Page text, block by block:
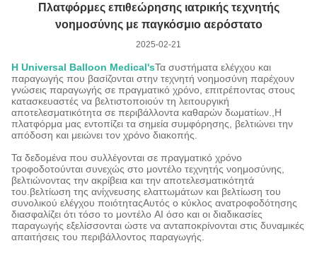
Πλατφόρμες επιθεώρησης ιατρικής τεχνητής
νοημοσύνης με παγκόσμιο αερόστατο
2025-02-21
Η Universal Balloon Medical'sΤα συστήματα ελέγχου και
παραγωγής που βασίζονται στην τεχνητή νοημοσύνη παρέχουν
γνώσεις παραγωγής σε πραγματικό χρόνο, επιτρέποντας στους
κατασκευαστές να βελτιστοποιούν τη λειτουργική
αποτελεσματικότητα σε περιβάλλοντα καθαρών δωματίων.,Η
πλατφόρμα μας εντοπίζει τα σημεία συμφόρησης, βελτιώνει την
απόδοση και μειώνει τον χρόνο διακοπής.
Τα δεδομένα που συλλέγονται σε πραγματικό χρόνο
τροφοδοτούνται συνεχώς στο μοντέλο τεχνητής νοημοσύνης,
βελτιώνοντας την ακρίβεια και την αποτελεσματικότητά
του.βελτίωση της ανίχνευσης ελαττωμάτων και βελτίωση του
συνολικού ελέγχου ποιότηταςΑυτός ο κύκλος ανατροφοδότησης
διασφαλίζει ότι τόσο το μοντέλο AI όσο και οι διαδικασίες
παραγωγής εξελίσσονται ώστε να ανταποκρίνονται στις δυναμικές
απαιτήσεις του περιβάλλοντος παραγωγής.